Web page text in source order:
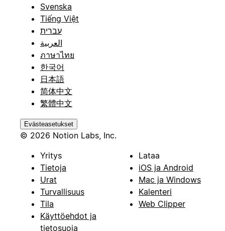
Svenska
Tiếng Việt
עברית
العربية
ภาษาไทย
한국어
日本語
简体中文
繁體中文
Evästeasetukset
© 2026 Notion Labs, Inc.
Yritys
Tietoja
Urat
Turvallisuus
Tila
Käyttöehdot ja
tietosuoja
Lataa
iOS ja Android
Mac ja Windows
Kalenteri
Web Clipper